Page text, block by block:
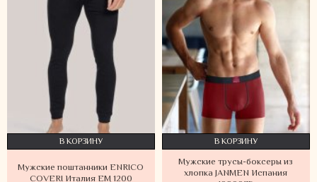
Мужские поштанники ENRICO
COVERI Италия EM 1200
В КОРЗИНУ
Мужские трусы-боксеры из
хлопка JANMEN Испания
В КОРЗИНУ